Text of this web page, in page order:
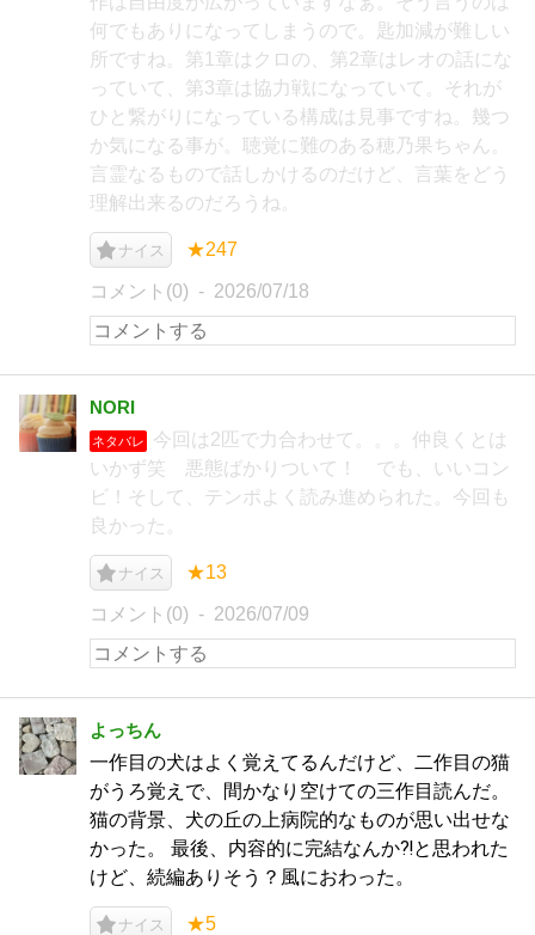
何でもありになってしまうので。匙加減が難しい
所ですね。第1章はクロの、第2章はレオの話にな
っていて、第3章は協力戦になっていて。それが
ひと繋がりになっている構成は見事ですね。幾つ
か気になる事が。聴覚に難のある穂乃果ちゃん。
言霊なるもので話しかけるのだけど、言葉をどう
理解出来るのだろうね。
ナイス ★247
コメント(0) 2026/07/18
NORI
ネタバレ
今回は2匹で力合わせて。。。仲良くとは
いかず笑 悪態ばかりついて！ でも、いいコン
ビ！そして、テンポよく読み進められた。今回も
良かった。
ナイス ★13
コメント(0) 2026/07/09
よっちん
一作目の犬はよく覚えてるんだけど、二作目の猫
がうろ覚えで、間かなり空けての三作目読んだ。
猫の背景、犬の丘の上病院的なものが思い出せな
かった。 最後、内容的に完結なんか⁈と思われた
けど、続編ありそう？風におわった。
ナイス ★5